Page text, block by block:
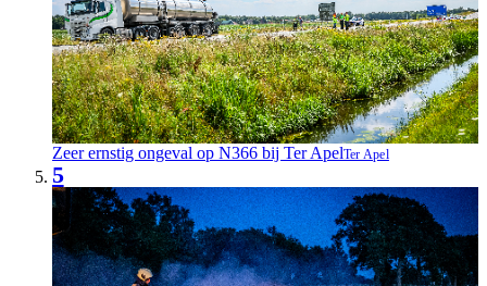
Zeer ernstig ongeval op N366 bij Ter ApelTer Apel
5